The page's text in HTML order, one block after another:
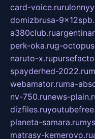
card-voice.ru
domizbrusa-
a380club.ru
perk-oka.rug-
naruto-x.ru
spayderhed-2022.ru
webamator.ruma-
nv-750.runews-
dizfiles.ru
planeta-samara.ru
matrasy-kemerovo.ru